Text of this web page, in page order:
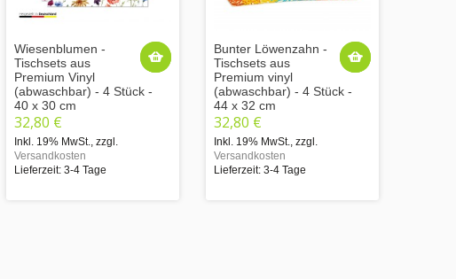
Wiesenblumen -
Tischsets aus
Premium Vinyl
(abwaschbar) - 4 Stück -
40 x 30 cm
32,80 €
Inkl. 19% MwSt. zzgl.
Versandkosten
Lieferzeit: 3-4 Tage
Bunter Löwenzahn -
Tischsets aus
Premium vinyl
(abwaschbar) - 4 Stück -
44 x 32 cm
32,80 €
Inkl. 19% MwSt. zzgl.
Versandkosten
Lieferzeit: 3-4 Tage